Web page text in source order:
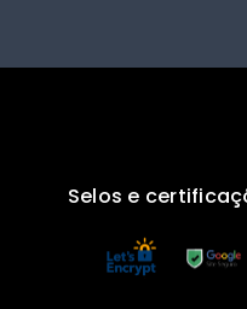
Selos e